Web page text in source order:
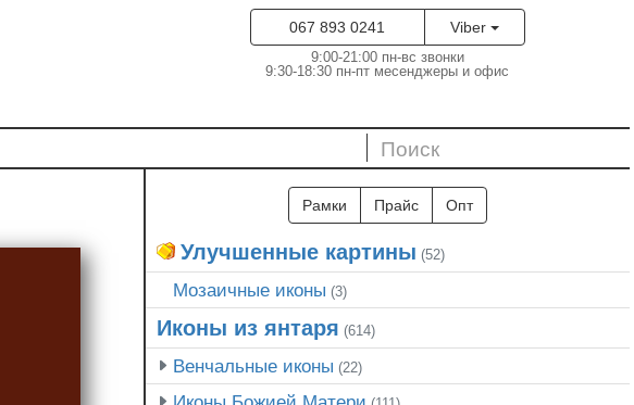
067 893 0241 Viber
9:00-21:00 пн-вс звонки
9:30-18:30 пн-пт месенджеры и офис
Рамки Прайс Опт
Улучшенные картины (52)
Мозаичные иконы (3)
Иконы из янтаря (614)
Венчальные иконы (22)